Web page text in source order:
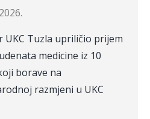
UKC Tuzla upriličio prijem
medicine iz 10
borave na
razmjeni u UKC